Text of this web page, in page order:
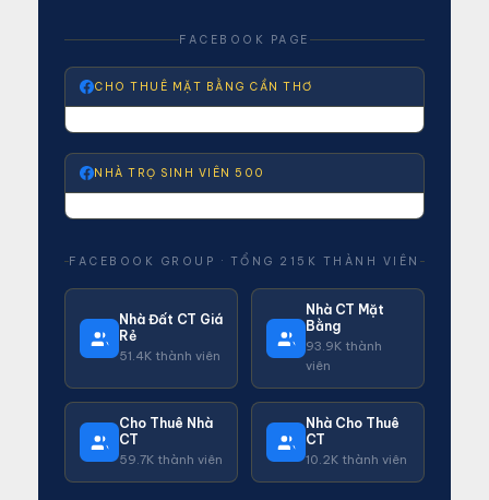
FACEBOOK PAGE
CHO THUÊ MẶT BẰNG CẦN THƠ
NHÀ TRỌ SINH VIÊN 500
FACEBOOK GROUP · TỔNG 215K THÀNH VIÊN
Nhà Đất CT Giá
Rẻ
51.4K thành viên
Nhà CT Mặt
Bằng
93.9K thành
viên
Cho Thuê Nhà
CT
59.7K thành viên
Nhà Cho Thuê
CT
10.2K thành viên